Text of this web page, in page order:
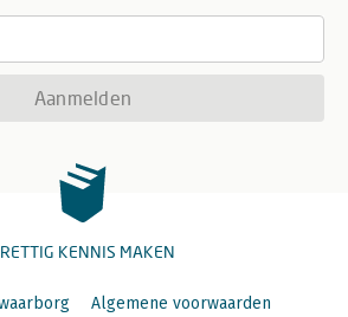
Aanmelden
KENNIS MAKEN
Algemene voorwaarden